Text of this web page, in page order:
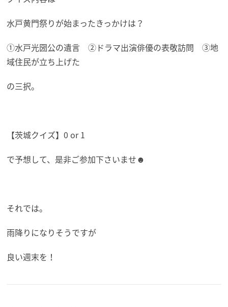
水戸黄門祭りが始まったきっかけは？
①水戸光圀公の遺言 ②ドラマ出演俳優の表敬訪問 ③地
域住民が立ち上げた
の三択。
【茨城クイズ】0 or 1
で予想して、是非ご参加下さいませ☻
それでは。
雨降りになりそうですが
良い週末を！